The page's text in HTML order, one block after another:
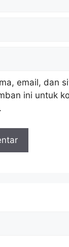
email, dan
ini untuk